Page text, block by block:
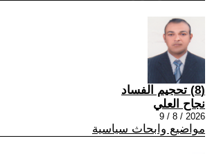
(8) تحجيم الفساد
نجاح العلي
2026 / 8 / 9
مواضيع وابحاث سياسية